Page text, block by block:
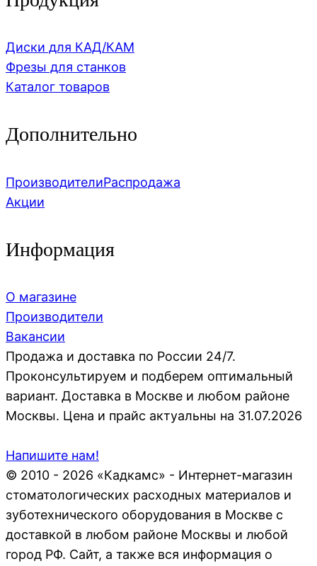
Диски для КАД/КАМ
Фрезы для станков
Каталог товаров
Дополнительно
ПроизводителиРаспродажа
Акции
Информация
О магазине
Производители
Вакансии
Продажа и доставка по России 24/7.
Проконсультируем и подберем оптимальный
вариант. Доставка в Москве и любом районе
Москвы. Цена и прайс актуальны на 31.07.2026
Напишите нам!
© 2010 - 2026 «Кадкамс» - Интернет-магазин
стоматологических расходных материалов и
зуботехнического оборудования в Москве с
доставкой в любом районе Москвы и любой
город РФ. Сайт, а также вся информация о